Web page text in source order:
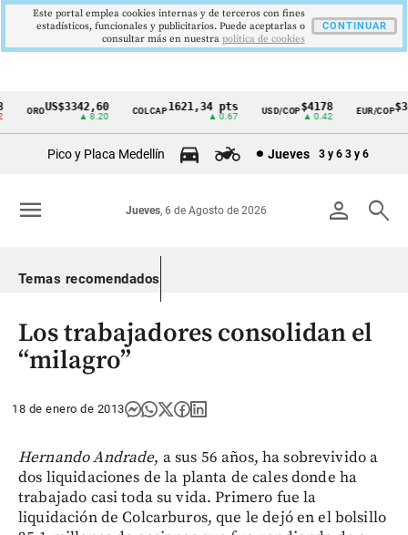
Cintillo
Colombia
OROUS$3342,60
▲ 8.20
COLCAP1621,34 pts
▲ 0.67
USD/COP$4178
▲ 0.42
EUR/COP
Pico y Placa Medellín Jueves 3 y 6 3 y 6
person search
Jueves, 6 de Agosto de 2026
menu
Temas recomendados
Los trabajadores consolidan el
“milagro”
18 de enero de 2013
Hernando Andrade, a sus 56 años, ha sobrevivido a
dos liquidaciones de la planta de cales donde ha
trabajado casi toda su vida. Primero fue la
liquidación de Colcarburos, que le dejó en el bolsillo
Este portal emplea cookies internas y de terceros con fines
estadísticos, funcionales y publicitarios. Puede aceptarlas o
consultar más en nuestra politica de cookies
CONTINUAR